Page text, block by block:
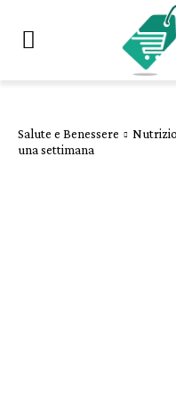
Salute e Benessere
una settimana